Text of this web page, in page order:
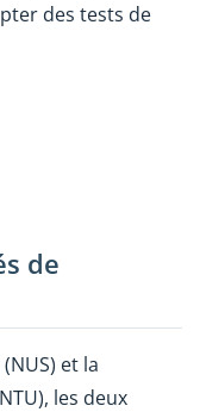
des tests de
de
et la
les deux